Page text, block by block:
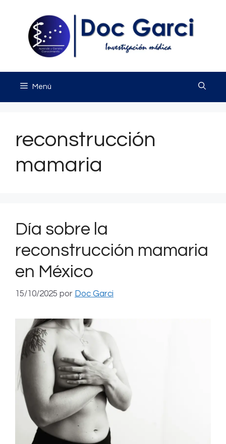
contenido
Menú
reconstrucción
mamaria
Día sobre la
reconstrucción mamaria
en México
15/10/2025 por Doc Garci